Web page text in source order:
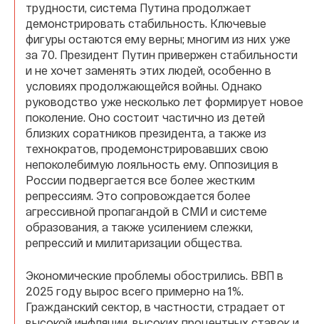
трудности, система Путина продолжает
демонстрировать стабильность. Ключевые
фигуры остаются ему верны; многим из них уже
за 70. Президент Путин привержен стабильности
и не хочет заменять этих людей, особенно в
условиях продолжающейся войны. Однако
руководство уже несколько лет формирует новое
поколение. Оно состоит частично из детей
близких соратников президента, а также из
технократов, продемонстрировавших свою
непоколебимую лояльность ему. Оппозиция в
России подвергается все более жестким
репрессиям. Это сопровождается более
агрессивной пропагандой в СМИ и системе
образования, а также усилением слежки,
репрессий и милитаризации общества.
Экономические проблемы обострились. ВВП в
2025 году вырос всего примерно на 1%.
Гражданский сектор, в частности, страдает от